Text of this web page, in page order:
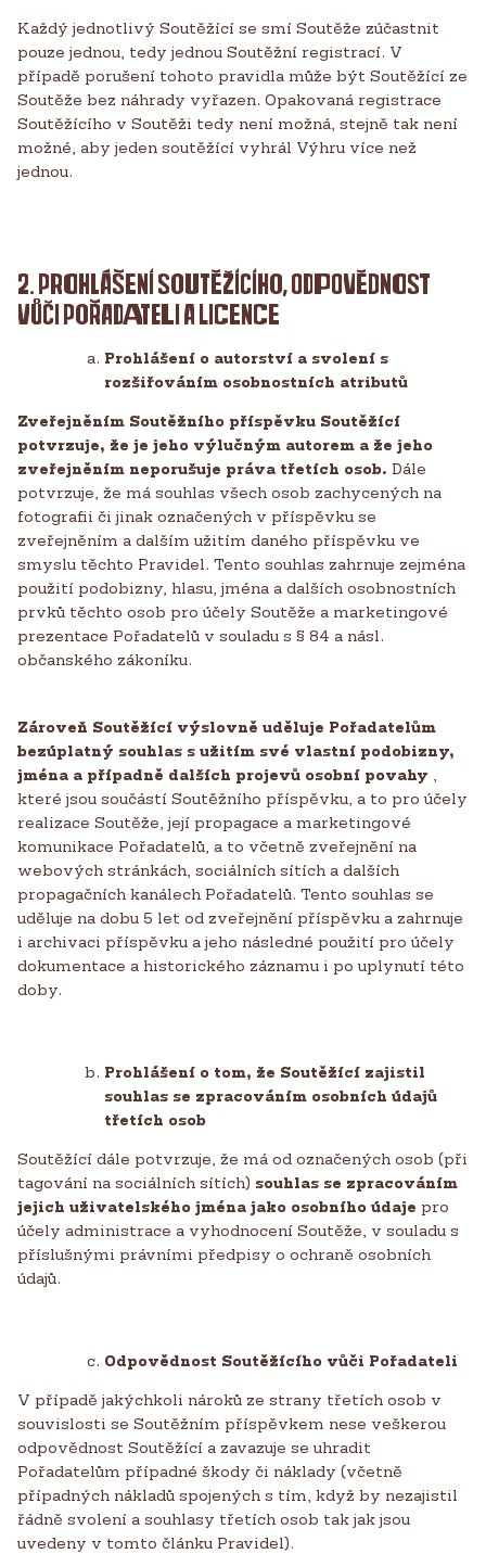
Každý jednotlivý Soutěžící se smí Soutěže zúčastnit
pouze jednou, tedy jednou Soutěžní registrací. V
případě porušení tohoto pravidla může být Soutěžící ze
Soutěže bez náhrady vyřazen. Opakovaná registrace
Soutěžícího v Soutěži tedy není možná, stejně tak není
možné, aby jeden soutěžící vyhrál Výhru více než
jednou.
2. PROHLÁŠENÍ SOUTĚŽÍCÍHO, ODPOVĚDNOST
VŮČI POŘADATELI A LICENCE
Prohlášení o autorství a svolení s
rozšiřováním osobnostních atributů
Zveřejněním Soutěžního příspěvku Soutěžící
potvrzuje, že je jeho výlučným autorem a že jeho
zveřejněním neporušuje práva třetích osob. Dále
potvrzuje, že má souhlas všech osob zachycených na
fotografii či jinak označených v příspěvku se
zveřejněním a dalším užitím daného příspěvku ve
smyslu těchto Pravidel. Tento souhlas zahrnuje zejména
použití podobizny, hlasu, jména a dalších osobnostních
prvků těchto osob pro účely Soutěže a marketingové
prezentace Pořadatelů v souladu s § 84 a násl.
občanského zákoníku.
Zároveň Soutěžící výslovně uděluje Pořadatelům
bezúplatný souhlas s užitím své vlastní podobizny,
jména a případně dalších projevů osobní povahy
které jsou součástí Soutěžního příspěvku, a to pro účely
realizace Soutěže, její propagace a marketingové
komunikace Pořadatelů, a to včetně zveřejnění na
webových stránkách, sociálních sítích a dalších
propagačních kanálech Pořadatelů. Tento souhlas se
uděluje na dobu 5 let od zveřejnění příspěvku a zahrnuje
i archivaci příspěvku a jeho následné použití pro účely
dokumentace a historického záznamu i po uplynutí této
doby.
Prohlášení o tom, že Soutěžící zajistil
souhlas se zpracováním osobních údajů
třetích osob
Soutěžící dále potvrzuje, že má od označených osob (při
tagování na sociálních sítích) souhlas se zpracováním
jejich uživatelského jména jako osobního údaje pro
účely administrace a vyhodnocení Soutěže, v souladu s
příslušnými právními předpisy o ochraně osobních
údajů.
Odpovědnost Soutěžícího vůči Pořadateli
V případě jakýchkoli nároků ze strany třetích osob v
souvislosti se Soutěžním příspěvkem nese veškerou
odpovědnost Soutěžící a zavazuje se uhradit
Pořadatelům případné škody či náklady (včetně
případných nákladů spojených s tím, když by nezajistil
řádně svolení a souhlasy třetích osob tak jak jsou
uvedeny v tomto článku Pravidel).